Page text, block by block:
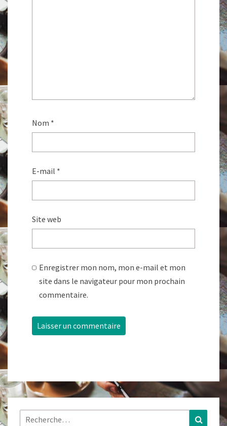
Nom *
E-mail *
Site web
Enregistrer mon nom, mon e-mail et mon
site dans le navigateur pour mon prochain
commentaire.
Rechercher :